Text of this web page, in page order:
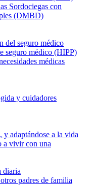
Sordociegas con
(DMBD)
del seguro médico
seguro médico (HIPP)
médicas
y cuidadores
y adaptándose a la vida
a vivir con una
diaria
padres de familia